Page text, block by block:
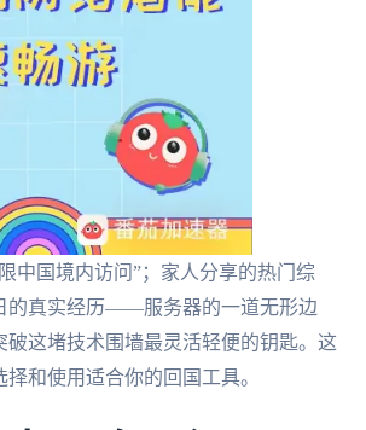
中国境内访问”；家人分享的热门综
的真实经历——服务器的一道无形边
这堵技术围墙最灵活轻便的钥匙。这
和使用适合你的回国工具。